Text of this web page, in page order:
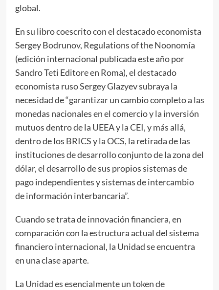
global.
En su libro coescrito con el destacado economista
Sergey Bodrunov, Regulations of the Noonomía
(edición internacional publicada este año por
Sandro Teti Editore en Roma), el destacado
economista ruso Sergey Glazyev subraya la
necesidad de “garantizar un cambio completo a las
monedas nacionales en el comercio y la inversión
mutuos dentro de la UEEA y la CEI, y más allá,
dentro de los BRICS y la OCS, la retirada de las
instituciones de desarrollo conjunto de la zona del
dólar, el desarrollo de sus propios sistemas de
pago independientes y sistemas de intercambio
de información interbancaria”.
Cuando se trata de innovación financiera, en
comparación con la estructura actual del sistema
financiero internacional, la Unidad se encuentra
en una clase aparte.
La Unidad es esencialmente un token de